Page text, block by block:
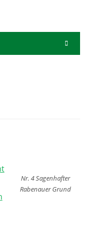
Nr. 4 Sagenhafter
Rabenauer Grund